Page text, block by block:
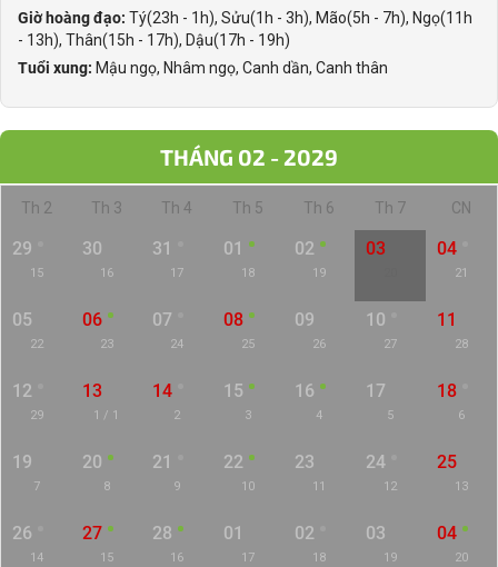
Giờ hoàng đạo: Tý(23h - 1h), Sửu(1h - 3h), Mão(5h - 7h), Ngọ(11h
- 13h), Thân(15h - 17h), Dậu(17h - 19h)
Tuổi xung: Mậu ngọ, Nhâm ngọ, Canh dần, Canh thân
THÁNG 02 - 2029
Th 2 Th 3 Th 4 Th 5 Th 6 Th 7 CN
29
15
30
16
31
17
01
18
02
19
03 04
21
05
22
06
23
07
24
08
25
09
26
10
27
11
28
12
29
13
1 / 1
14
2
15
3
16
4
17
5
18
6
19
7
20
8
21
9
22
10
23
11
24
12
25
13
26
14
27
15
28
16
01
17
02
18
03
19
04
20